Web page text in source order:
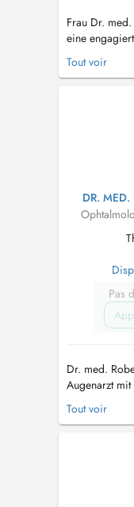
Frau Dr.
eine
mit fundierter
Wissen im
Behandlung
Glaukom,
Tout voir
DR. MED.
Pas
Dr. med.
Augenarzt
fundiertem
seines
Augenlider,
Tout voir